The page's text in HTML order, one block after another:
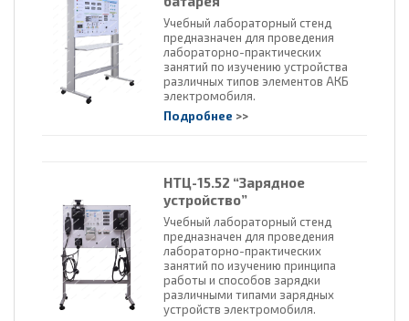
Учебный лабораторный стенд
предназначен для проведения
лабораторно-практических
занятий по изучению устройства
различных типов элементов АКБ
электромобиля.
Подробнее >>
НТЦ-15.52 “Зарядное
устройство”
Учебный лабораторный стенд
предназначен для проведения
лабораторно-практических
занятий по изучению принципа
работы и способов зарядки
различными типами зарядных
устройств электромобиля.